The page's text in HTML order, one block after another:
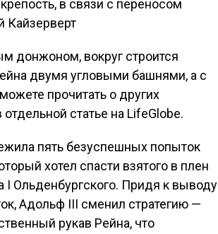
в связи с переносом
Кайзерверт
донжоном, вокруг строится
двумя угловыми башнями, а с
прочитать о других
статье на LifeGlobe.
пять безуспешных попыток
хотел спасти взятого в плен
I Ольденбургского. Придя к выводу
Адольф III сменил стратегию —
рукав Рейна, что